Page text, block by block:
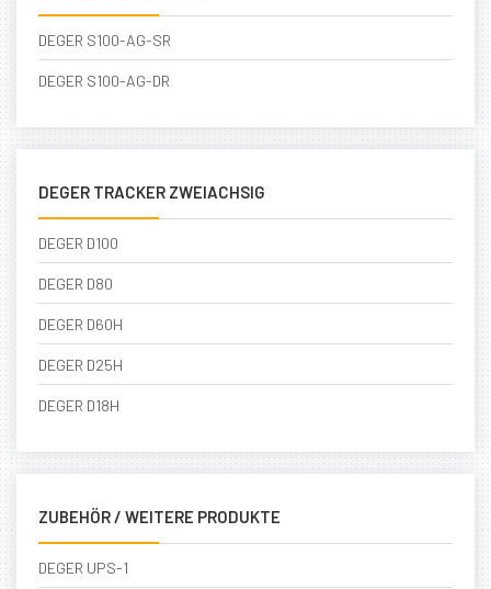
DEGER S100-AG-SR
DEGER S100-AG-DR
DEGER TRACKER ZWEIACHSIG
DEGER D100
DEGER D80
DEGER D60H
DEGER D25H
DEGER D18H
ZUBEHÖR / WEITERE PRODUKTE
DEGER UPS-1